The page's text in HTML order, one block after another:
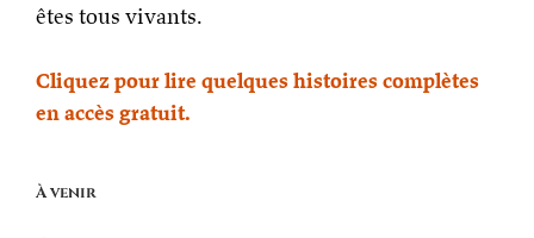
êtes tous vivants.
Cliquez pour lire quelques histoires complètes
en accès gratuit.
À venir